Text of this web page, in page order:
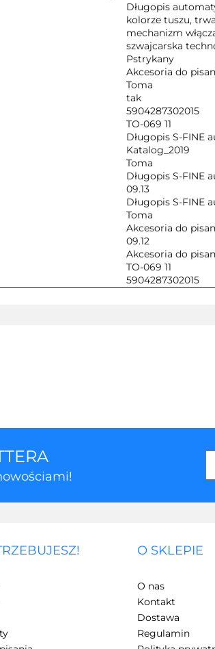
Długopis
kolorze tuszu,
mechanizm
szwajcarska
Pstrykany
Akcesoria do
Toma
tak
5904287302015
TO-069 11
Długopis S-FINE
Katalog_2019
Toma
Długopis S-FINE
09.13
Długopis S-FINE
Toma
Akcesoria do
09.12
Akcesoria do
TO-069 11
5904287302015
O SKLEPIE
O nas
Kontakt
Dostawa
Regulamin